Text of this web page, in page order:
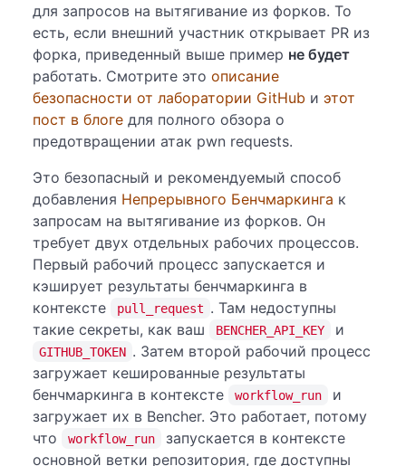
для запросов на вытягивание из форков. То
есть, если внешний участник открывает PR из
форка, приведенный выше пример не будет
работать. Смотрите это описание
безопасности от лаборатории GitHub и этот
пост в блоге для полного обзора о
предотвращении атак pwn requests.
Это безопасный и рекомендуемый способ
добавления Непрерывного Бенчмаркинга к
запросам на вытягивание из форков. Он
требует двух отдельных рабочих процессов.
Первый рабочий процесс запускается и
кэширует результаты бенчмаркинга в
контексте
pull_request . Там недоступны
такие секреты, как ваш
BENCHER_API_KEY и
GITHUB_TOKEN . Затем второй рабочий процесс
загружает кешированные результаты
бенчмаркинга в контексте
workflow_run
и
загружает их в Bencher. Это работает, потому
что
workflow_run
запускается в контексте
основной ветки репозитория, где доступны